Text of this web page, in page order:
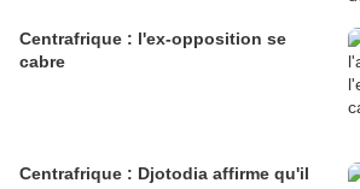
Centrafrique : l'ex-opposition se
cabre
Centrafrique : Djotodia affirme qu'il